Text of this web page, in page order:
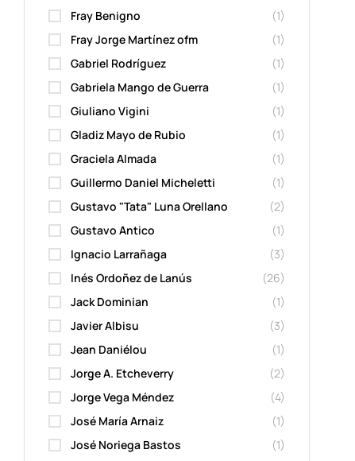
Fray Benigno
(1)
Fray Jorge Martínez ofm
(1)
Gabriel Rodríguez
(1)
Gabriela Mango de Guerra
(1)
Giuliano Vigini
(1)
Gladiz Mayo de Rubio
(1)
Graciela Almada
(1)
Guillermo Daniel Micheletti
(1)
Gustavo "Tata" Luna Orellano
(2)
Gustavo Antico
(1)
Ignacio Larrañaga
(3)
Inés Ordoñez de Lanús
(26)
Jack Dominian
(1)
Javier Albisu
(3)
Jean Daniélou
(1)
Jorge A. Etcheverry
(2)
Jorge Vega Méndez
(4)
José María Arnaiz
(1)
José Noriega Bastos
(1)